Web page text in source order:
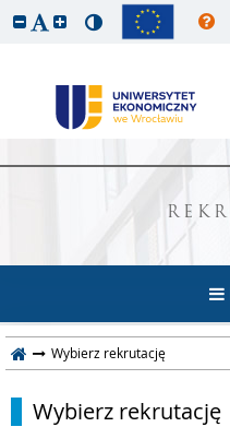
Wybierz rekrutację
Wybierz rekrutację